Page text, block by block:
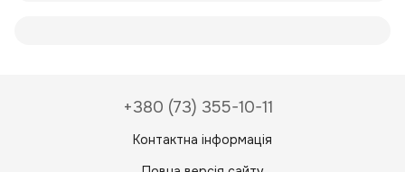
+380 (73) 355-10-11
Контактна інформація